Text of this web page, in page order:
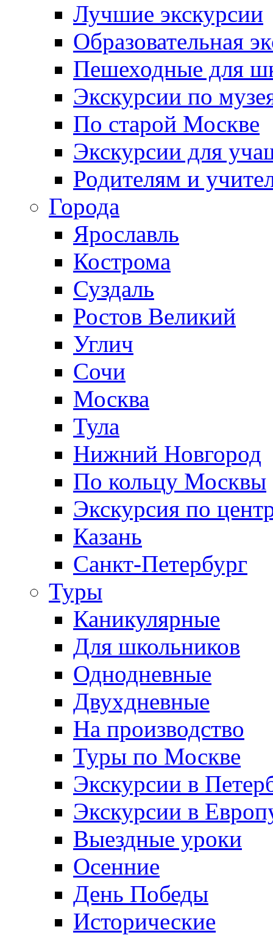
Лучшие экскурсии
Образовательная
Пешеходные для
Экскурсии по
По старой Москве
Экскурсии для
Родителям и
Города
Ярославль
Кострома
Суздаль
Ростов Великий
Углич
Сочи
Москва
Тула
Нижний Новгород
По кольцу Москвы
Экскурсия по
Казань
Санкт-Петербург
Туры
Каникулярные
Для школьников
Однодневные
Двухдневные
На производство
Туры по Москве
Экскурсии в
Экскурсии в
Выездные уроки
Осенние
День Победы
Исторические